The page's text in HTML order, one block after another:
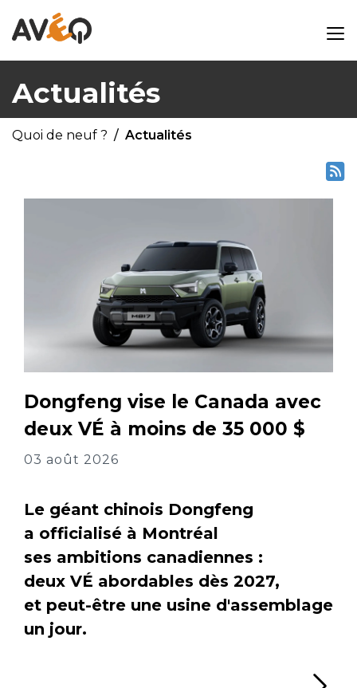
Actualités
Quoi de neuf ? Actualités
Dongfeng vise le Canada avec
deux VÉ à moins de 35 000 $
03 août 2026
Le géant chinois Dongfeng
a officialisé à Montréal
ses ambitions canadiennes :
deux VÉ abordables dès 2027,
et peut-être une usine d'assemblage
un jour.